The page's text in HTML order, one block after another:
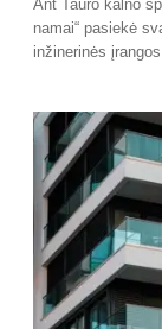
Ant Tauro kalno
namai“ pasiekė
inžinerinės įrangos